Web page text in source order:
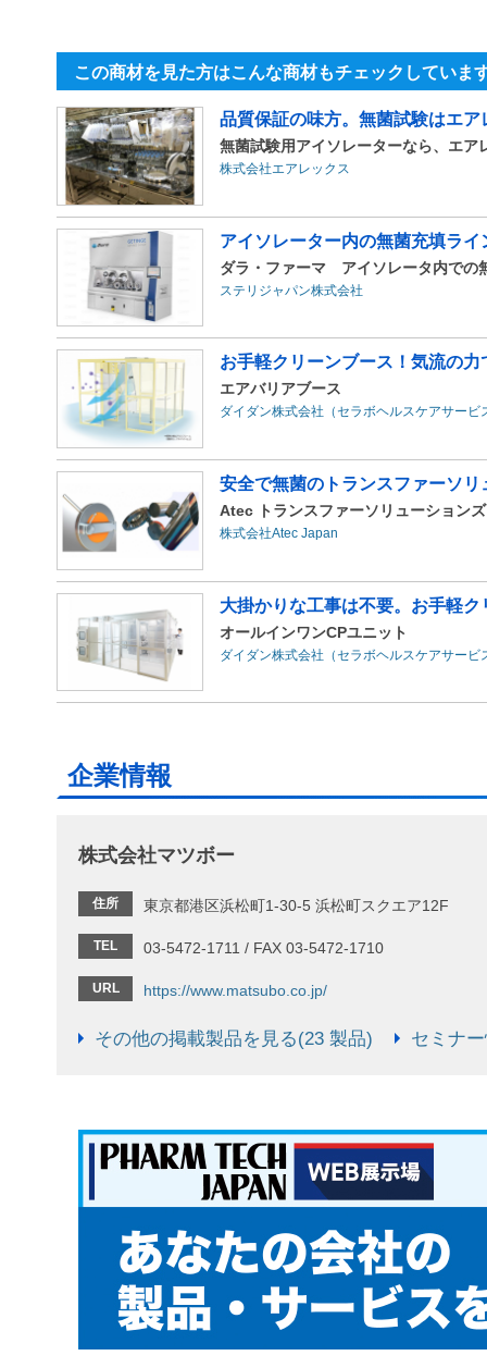
この商材を見た方はこんな商材もチェックしていま
品質保証の味方。無菌試験はエ
無菌試験用アイソレーターなら、エア
株式会社エアレックス
アイソレーター内の無菌充填ラ
ダラ・ファーマ アイソレータ内で
ステリジャパン株式会社
お手軽クリーンブース！気流の
エアバリアブース
ダイダン株式会社（セラボヘルスケアサービ
安全で無菌のトランスファーソリ
Atec トランスファーソリューション
株式会社Atec Japan
大掛かりな工事は不要。お手軽
オールインワンCPユニット
ダイダン株式会社（セラボヘルスケアサービ
企業情報
株式会社マツボー
住所 東京都港区浜松町1-30-5 浜松町スクエア12F
TEL 03-5472-1711 / FAX 03-5472-1710
URL https://www.matsubo.co.jp/
その他の掲載製品を見る(23 製品) セミナ